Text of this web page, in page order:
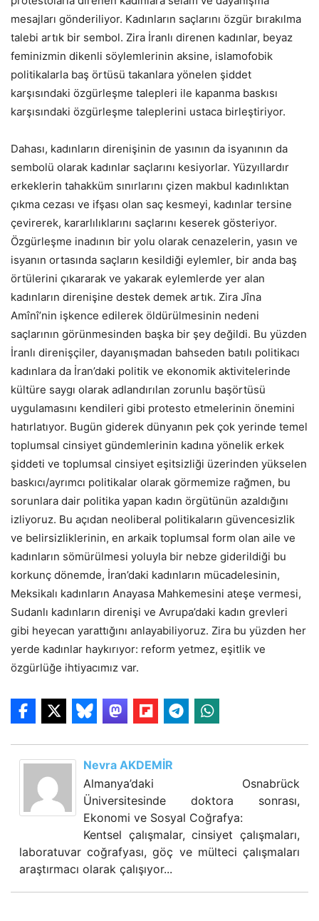
mesajları gönderiliyor. Kadınların saçlarını özgür bırakılma
talebi artık bir sembol. Zira İranlı direnen kadınlar, beyaz
feminizmin dikenli söylemlerinin aksine, islamofobik
politikalarla baş örtüsü takanlara yönelen şiddet
karşısındaki özgürleşme talepleri ile kapanma baskısı
karşısındaki özgürleşme taleplerini ustaca birleştiriyor.
Dahası, kadınların direnişinin de yasının da isyanının da
sembolü olarak kadınlar saçlarını kesiyorlar. Yüzyıllardır
erkeklerin tahakküm sınırlarını çizen makbul kadınlıktan
çıkma cezası ve ifşası olan saç kesmeyi, kadınlar tersine
çevirerek, kararlılıklarını saçlarını keserek gösteriyor.
Özgürleşme inadının bir yolu olarak cenazelerin, yasın ve
isyanın ortasında saçların kesildiği eylemler, bir anda baş
örtülerini çıkararak ve yakarak eylemlerde yer alan
kadınların direnişine destek demek artık. Zira Jîna
Amînî’nin işkence edilerek öldürülmesinin nedeni
saçlarının görünmesinden başka bir şey değildi. Bu yüzden
İranlı direnişçiler, dayanışmadan bahseden batılı politikacı
kadınlara da İran’daki politik ve ekonomik aktivitelerinde
kültüre saygı olarak adlandırılan zorunlu başörtüsü
uygulamasını kendileri gibi protesto etmelerinin önemini
hatırlatıyor. Bugün giderek dünyanın pek çok yerinde temel
toplumsal cinsiyet gündemlerinin kadına yönelik erkek
şiddeti ve toplumsal cinsiyet eşitsizliği üzerinden yükselen
baskıcı/ayrımcı politikalar olarak görmemize rağmen, bu
sorunlara dair politika yapan kadın örgütünün azaldığını
izliyoruz. Bu açıdan neoliberal politikaların güvencesizlik
ve belirsizliklerinin, en arkaik toplumsal form olan aile ve
kadınların sömürülmesi yoluyla bir nebze giderildiği bu
korkunç dönemde, İran’daki kadınların mücadelesinin,
Meksikalı kadınların Anayasa Mahkemesini ateşe vermesi,
Sudanlı kadınların direnişi ve Avrupa’daki kadın grevleri
gibi heyecan yarattığını anlayabiliyoruz. Zira bu yüzden her
yerde kadınlar haykırıyor: reform yetmez, eşitlik ve
özgürlüğe ihtiyacımız var.
Nevra AKDEMİR
Almanya’daki Osnabrück
Üniversitesinde doktora sonrası,
Ekonomi ve Sosyal Coğrafya:
Kentsel çalışmalar, cinsiyet çalışmaları,
laboratuvar coğrafyası, göç ve mülteci çalışmaları
araştırmacı olarak çalışıyor...